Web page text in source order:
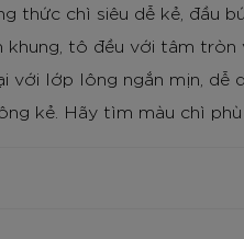
thức chì siêu dễ kẻ, đầu
khung, tô đều với tâm
với lớp lông ngắn mịn,
kẻ. Hãy tìm màu chì